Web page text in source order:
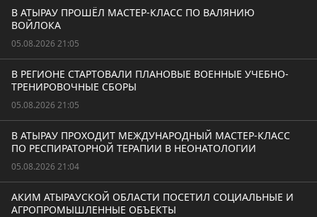
В АТЫРАУ ПРОШЁЛ МАСТЕР-КЛАСС ПО ВАЛЯНИЮ
ВОЙЛОКА
05.08.2026 21:05
В РЕГИОНЕ СТАРТОВАЛИ ПЛАНОВЫЕ ВОЕННЫЕ УЧЕБНО-
ТРЕНИРОВОЧНЫЕ СБОРЫ
05.08.2026 21:05
В АТЫРАУ ПРОХОДИТ МЕЖДУНАРОДНЫЙ МАСТЕР-КЛАСС
ПО РЕСПИРАТОРНОЙ ТЕРАПИИ В НЕОНАТОЛОГИИ
05.08.2026 21:04
АКИМ АТЫРАУСКОЙ ОБЛАСТИ ПОСЕТИЛ СОЦИАЛЬНЫЕ И
АГРОПРОМЫШЛЕННЫЕ ОБЪЕКТЫ